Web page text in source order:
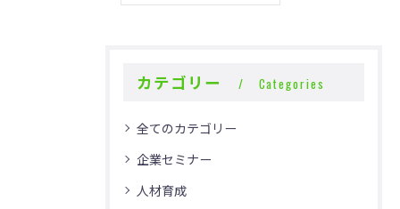
カテゴリー Categories
全てのカテゴリー
企業セミナー
人材育成